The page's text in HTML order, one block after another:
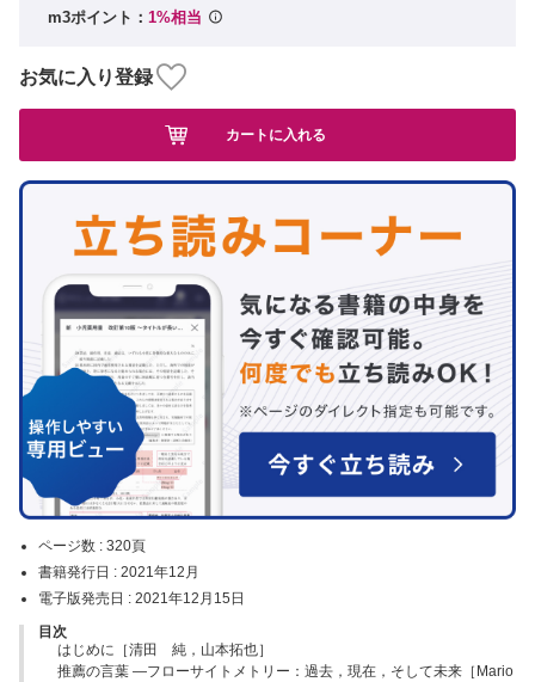
ページ数 : 320頁
書籍発行日 : 2021年12月
電子版発売日 : 2021年12月15日
目次
はじめに［清田 純，山本拓也］
推薦の言葉 ―フローサイトメトリー：過去，現在，そして未来［Mario
m3ポイント： 1%相当
お気に入り登録
カートに入れる